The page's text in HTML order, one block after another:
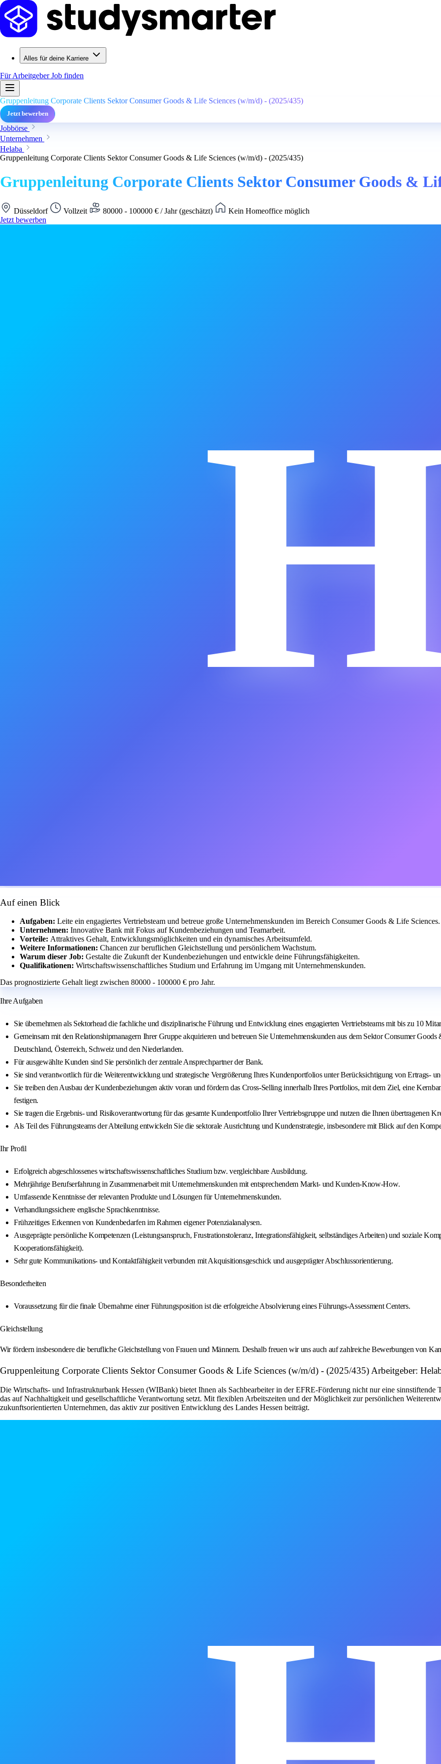
Alles für deine Karriere
Für ArbeitgeberJob finden
Gruppenleitung Corporate Clients Sektor Consumer Goods & Life Sciences (w/m/d) - (2025/435)
Jetzt bewerben
Jobbörse
Unternehmen
Helaba
Gruppenleitung Corporate Clients Sektor Consumer Goods & Life Sciences (w/m/d) - (2025/435)
Gruppenleitung Corporate Clients Sektor Consumer Goods &
Düsseldorf Vollzeit 80000 - 100000 € / Jahr (geschätzt)
Kein Homeoffice möglich
Jetzt bewerben
Auf einen Blick
Aufgaben: Leite ein engagiertes Vertriebsteam und betreue große Unternehmenskunden im Bereich Consumer Goods & Life Sciences.
Unternehmen: Innovative Bank mit Fokus auf Kundenbeziehungen und Teamarbeit.
Vorteile: Attraktives Gehalt, Entwicklungsmöglichkeiten und ein dynamisches Arbeitsumfeld.
Weitere Informationen: Chancen zur beruflichen Gleichstellung und persönlichem Wachstum.
Warum dieser Job: Gestalte die Zukunft der Kundenbeziehungen und entwickle deine Führungsfähigkeiten.
Qualifikationen: Wirtschaftswissenschaftliches Studium und Erfahrung im Umgang mit Unternehmenskunden.
Das prognostizierte Gehalt liegt zwischen 80000 - 100000 € pro Jahr.
Ihre Aufgaben
Sie übernehmen als Sektorhead die fachliche und disziplinarische Führung und Entwicklung eines engagierten Vertriebsteams mit bis zu 10
Gemeinsam mit den Relationshipmanagern Ihrer Gruppe akquirieren und betreuen Sie Unternehmenskunden aus dem Sektor Consumer
Deutschland, Österreich, Schweiz und den Niederlanden.
Für ausgewählte Kunden sind Sie persönlich der zentrale Ansprechpartner der Bank.
Sie sind verantwortlich für die Weiterentwicklung und strategische Vergrößerung Ihres Kundenportfolios unter Berücksichtigung von Ertrags-
Sie treiben den Ausbau der Kundenbeziehungen aktiv voran und fördern das Cross‑Selling innerhalb Ihres Portfolios, mit dem Ziel, eine
festigen.
Sie tragen die Ergebnis‑ und Risikoverantwortung für das gesamte Kundenportfolio Ihrer Vertriebsgruppe und nutzen die Ihnen übertragenen
Als Teil des Führungsteams der Abteilung entwickeln Sie die sektorale Ausrichtung und Kundenstrategie, insbesondere mit Blick auf den
Ihr Profil
Erfolgreich abgeschlossenes wirtschaftswissenschaftliches Studium bzw. vergleichbare Ausbildung.
Mehrjährige Berufserfahrung in Zusammenarbeit mit Unternehmenskunden mit entsprechendem Markt‑ und Kunden‑Know‑How.
Umfassende Kenntnisse der relevanten Produkte und Lösungen für Unternehmenskunden.
Verhandlungssichere englische Sprachkenntnisse.
Frühzeitiges Erkennen von Kundenbedarfen im Rahmen eigener Potenzialanalysen.
Ausgeprägte persönliche Kompetenzen (Leistungsanspruch, Frustrationstoleranz, Integrationsfähigkeit, selbständiges Arbeiten) und soziale
Kooperationsfähigkeit).
Sehr gute Kommunikations‑ und Kontaktfähigkeit verbunden mit Akquisitionsgeschick und ausgeprägter Abschlussorientierung.
Besonderheiten
Voraussetzung für die finale Übernahme einer Führungsposition ist die erfolgreiche Absolvierung eines Führungs‑Assessment Centers.
Gleichstellung
Wir fördern insbesondere die berufliche Gleichstellung von Frauen und Männern. Deshalb freuen wir uns auch auf zahlreiche Bewerbungen von
Gruppenleitung Corporate Clients Sektor Consumer Goods & Life Sciences (w/m/d) - (2025/435) Arbeitgeber:
Die Wirtschafts- und Infrastrukturbank Hessen (WIBank) bietet Ihnen als Sachbearbeiter in der EFRE-Förderung nicht nur eine
das auf Nachhaltigkeit und gesellschaftliche Verantwortung setzt. Mit flexiblen Arbeitszeiten und der Möglichkeit zur persönlichen
zukunftsorientierten Unternehmen, das aktiv zur positiven Entwicklung des Landes Hessen beiträgt.